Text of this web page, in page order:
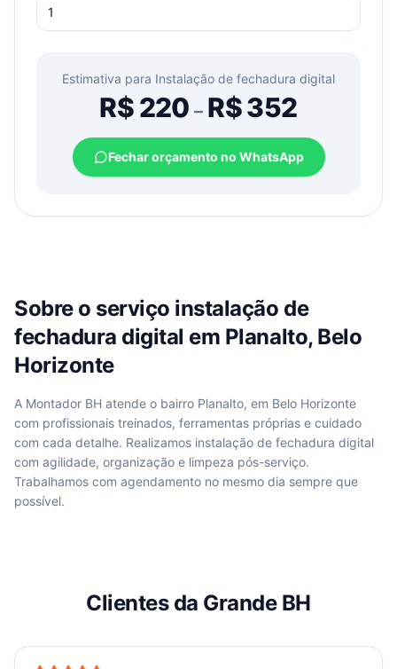
Estimativa para Instalação de fechadura digital
R$220 –R$352
Fechar orçamento no WhatsApp
Sobre o serviço instalação de
fechadura digital em Planalto, Belo
Horizonte
A Montador BH atende o bairro Planalto, em Belo Horizonte
com profissionais treinados, ferramentas próprias e cuidado
com cada detalhe. Realizamos instalação de fechadura digital
com agilidade, organização e limpeza pós-serviço.
Trabalhamos com agendamento no mesmo dia sempre que
possível.
Clientes da Grande BH